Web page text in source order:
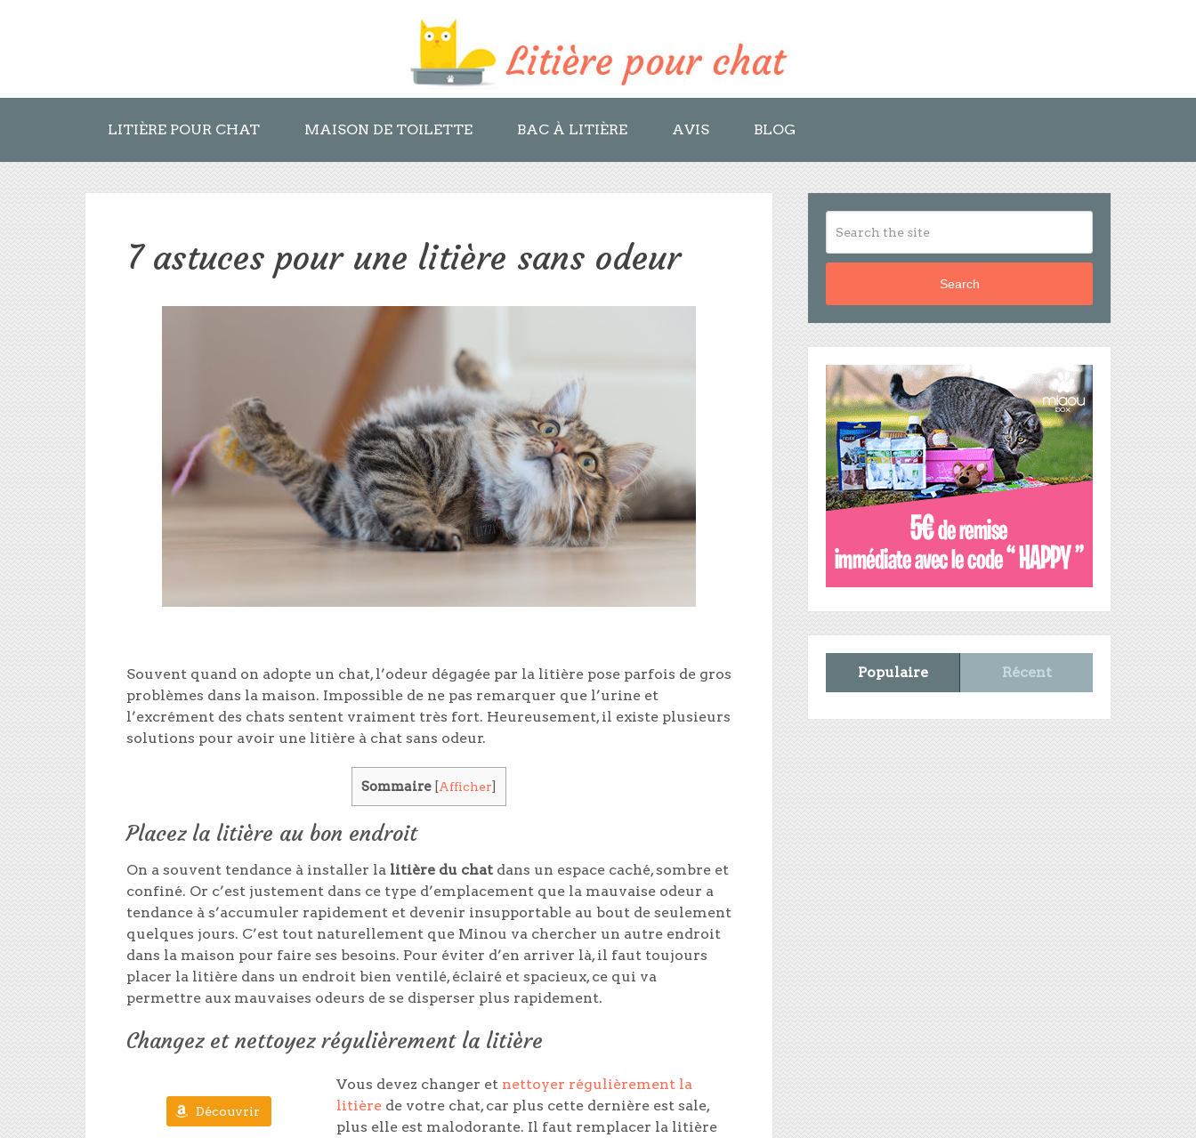
LITIÈRE POUR CHAT MAISON DE TOILETTE BAC À LITIÈRE AVIS BLOG
7 astuces pour une litière sans odeur
Souvent quand on adopte un chat, l’odeur dégagée par la litière pose parfois de gros
problèmes dans la maison. Impossible de ne pas remarquer que l’urine et
l’excrément des chats sentent vraiment très fort. Heureusement, il existe plusieurs
solutions pour avoir une litière à chat sans odeur.
Sommaire [Afficher]
Placez la litière au bon endroit
On a souvent tendance à installer la litière du chat dans un espace caché, sombre et
confiné. Or c’est justement dans ce type d’emplacement que la mauvaise odeur a
tendance à s’accumuler rapidement et devenir insupportable au bout de seulement
quelques jours. C’est tout naturellement que Minou va chercher un autre endroit
dans la maison pour faire ses besoins. Pour éviter d’en arriver là, il faut toujours
placer la litière dans un endroit bien ventilé, éclairé et spacieux, ce qui va
permettre aux mauvaises odeurs de se disperser plus rapidement.
Changez et nettoyez régulièrement la litière
Découvrir
Vous devez changer et nettoyer régulièrement la
litière de votre chat, car plus cette dernière est sale,
plus elle est malodorante. Il faut remplacer la litière
Search
Populaire Récent